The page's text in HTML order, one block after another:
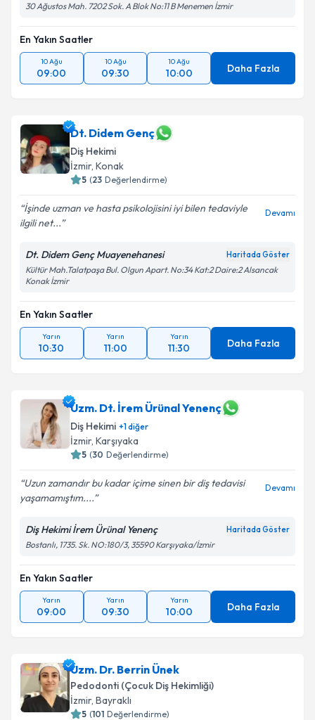
30 Ağustos Mah. 7202 Sok. A Blok No:11 B Menemen İzmir
En Yakın Saatler
10 Ağu
09:00
10 Ağu
09:30
10 Ağu
10:00 Daha Fazla
Dt. Didem Genç
Diş Hekimi
İzmir, Konak
5 (23 Değerlendirme)
İşinde uzman ve hasta psikolojisini iyi bilen tedaviyle
ilgili net...
Devamı
Dt. Didem Genç Muayenehanesi Haritada Göster
Kültür Mah.Talatpaşa Bul. Olgun Apart. No:34 Kat:2 Daire:2 Alsancak
Konak İzmir
En Yakın Saatler
Yarın
10:30
Yarın
11:00
Yarın
11:30 Daha Fazla
Uzm. Dt. İrem Ürünal Yenenç
Diş Hekimi +1diğer
İzmir, Karşıyaka
5 (30 Değerlendirme)
Uzun zamandır bu kadar içime sinen bir diş tedavisi
yaşamamıştım....
Devamı
Diş Hekimi İrem Ürünal Yenenç Haritada Göster
Bostanlı, 1735. Sk. NO:180/3, 35590 Karşıyaka/İzmir
En Yakın Saatler
Yarın
09:00
Yarın
09:30
Yarın
10:00 Daha Fazla
Uzm. Dr. Berrin Ünek
Pedodonti (Çocuk Diş Hekimliği)
İzmir, Bayraklı
5 (101 Değerlendirme)